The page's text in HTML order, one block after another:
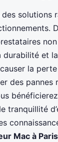
solutions
durabilité et
la
des pannes
tranquillité
Mac à Paris